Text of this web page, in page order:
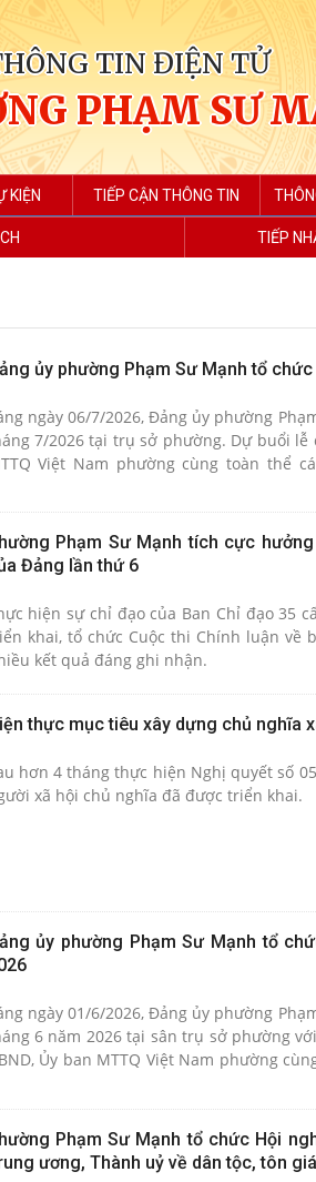
TIN ĐIỆN TỬ
PHẠM SƯ
KIỆN TIẾP CẬN THÔNG TIN
TIẾP
ủy phường Phạm Sư Mạnh tổ
ngày 06/7/2026, Đảng ủy phường
7/2026 tại trụ sở phường. Dự buổi lễ
Việt Nam phường cùng toàn thể
Phạm Sư Mạnh tích cực
Đảng lần thứ 6
hiện sự chỉ đạo của Ban Chỉ đạo 35
khai, tổ chức Cuộc thi Chính luận về
kết quả đáng ghi nhận.
thực mục tiêu xây dựng chủ nghĩa
hơn 4 tháng thực hiện Nghị quyết số
xã hội chủ nghĩa đã được triển khai.
ủy phường Phạm Sư Mạnh tổ
ngày 01/6/2026, Đảng ủy phường
6 năm 2026 tại sân trụ sở phường
Ủy ban MTTQ Việt Nam phường
Phạm Sư Mạnh tổ chức Hội
ương, Thành uỷ về dân tộc, tôn